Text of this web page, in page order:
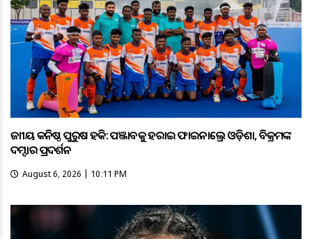
ଜାତୀୟ କନିଷ୍ଠ ପୁରୁଷ ହକି: ପଞ୍ଜାବକୁ ହରାଇ ଫାଇନାଲ୍ରେ ଓଡ଼ିଶା, ବିକ୍ରମଙ୍କ
ଦମ୍ଦାର ପ୍ରଦର୍ଶନ
August 6, 2026 | 10:11 PM